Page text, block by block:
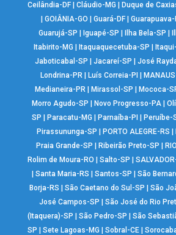
Ceilândia-DF| Cláudio-MG Duque de
GOIÂNIA-GO Guará-DF| Guarapuava-
Guarujá-SP
Iguapé-SP Ilha Bela-SP
Itabirito-MG
Itaquaquecetuba-SP
Jaboticabal-SP
Jacareí-SP José
Londrina-PR| Luís Correia-PI
Medianeira-PR
Mirassol-SP Mococa-
Morro Agudo-SP
Novo Progresso-PA |
SP
Paracatu-MG Parnaíba-PI Peruíbe-
Pirassununga-SP
PORTO ALEGRE-RS
Praia Grande-SP
Ribeirão Preto-SP
Rolim de Moura-RO
Salto-SP
|Santa Maria-RS |Santos-SP |São
Borja-RS
|São Caetano do Sul-SP |São
José Campos-SP
|São José do Rio
(Itaquera)-SP
|São Pedro-SP |São
SP
|Sete Lagoas-MG |Sobral-CE |